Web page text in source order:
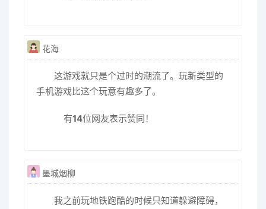
花海
这游戏就只是个过时的潮流了。玩新类型的
手机游戏比这个玩意有趣多了。
有14位网友表示赞同！
墨城烟柳
我之前玩地铁跑酷的时候只知道躲避障碍，